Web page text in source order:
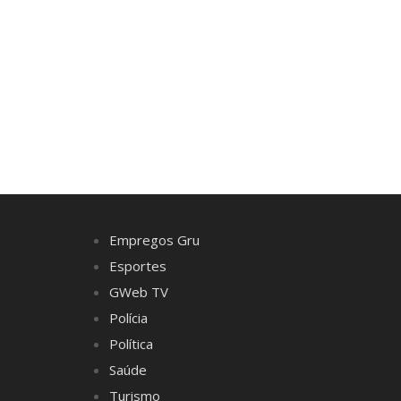
Empregos Gru
Esportes
GWeb TV
Polícia
Política
Saúde
Turismo